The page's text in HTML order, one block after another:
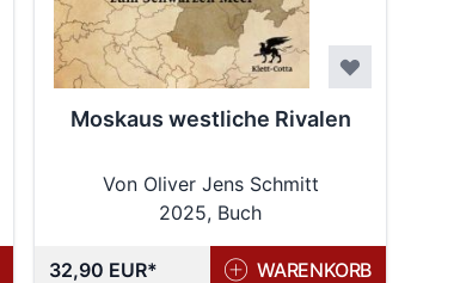
Moskaus westliche Rivalen
Von Oliver Jens Schmitt
2025, Buch
32,90 EUR WARENKORB